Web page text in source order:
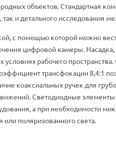
объектов. Стандартная
и детального исследования
с помощью которой можно
цифровой камеры.
рабочего
трансфокации 8,4:1
коаксиальных ручек для
Светодиодные
а при необходимости
поляризованного света.